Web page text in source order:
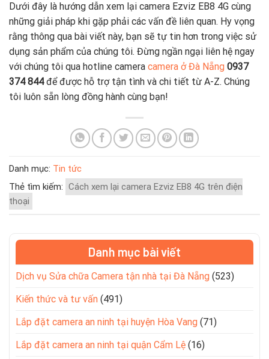
Dưới đây là hướng dẫn xem lại camera Ezviz EB8 4G cùng
những giải pháp khi gặp phải các vấn đề liên quan. Hy vọng
rằng thông qua bài viết này, bạn sẽ tự tin hơn trong việc sử
dụng sản phẩm của chúng tôi. Đừng ngần ngại liên hệ ngay
với chúng tôi qua hotline camera camera ở Đà Nẵng 0937
374 844để được hỗ trợ tận tình và chi tiết từ A-Z. Chúng
tôi luôn sẵn lòng đồng hành cùng bạn!
Danh mục: Tin tức
Thẻ tìm kiếm: Cách xem lại camera Ezviz EB8 4G trên điện
thoại
Danh mục bài viết
Dịch vụ Sửa chữa Camera tận nhà tại Đà Nẵng (523)
Kiến thức và tư vấn (491)
Lắp đặt camera an ninh tại huyện Hòa Vang (71)
Lắp đặt camera an ninh tại quận Cẩm Lệ (16)